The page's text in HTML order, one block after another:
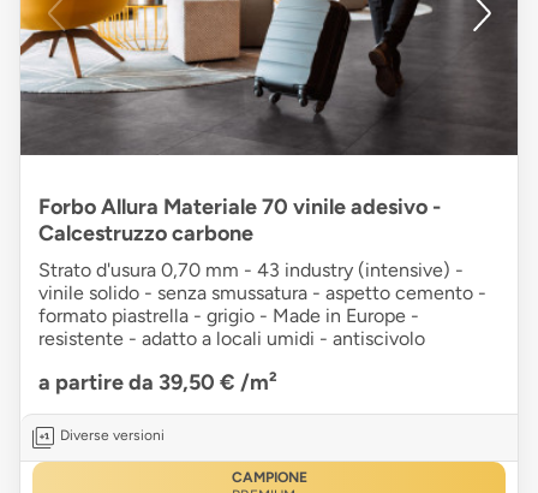
Forbo Allura Materiale 70 vinile adesivo -
Calcestruzzo carbone
Strato d'usura 0,70 mm - 43 industry (intensive) -
vinile solido - senza smussatura - aspetto cemento -
formato piastrella - grigio - Made in Europe -
resistente - adatto a locali umidi - antiscivolo
a partire da 39,50 € /m²
Diverse versioni
CAMPIONE